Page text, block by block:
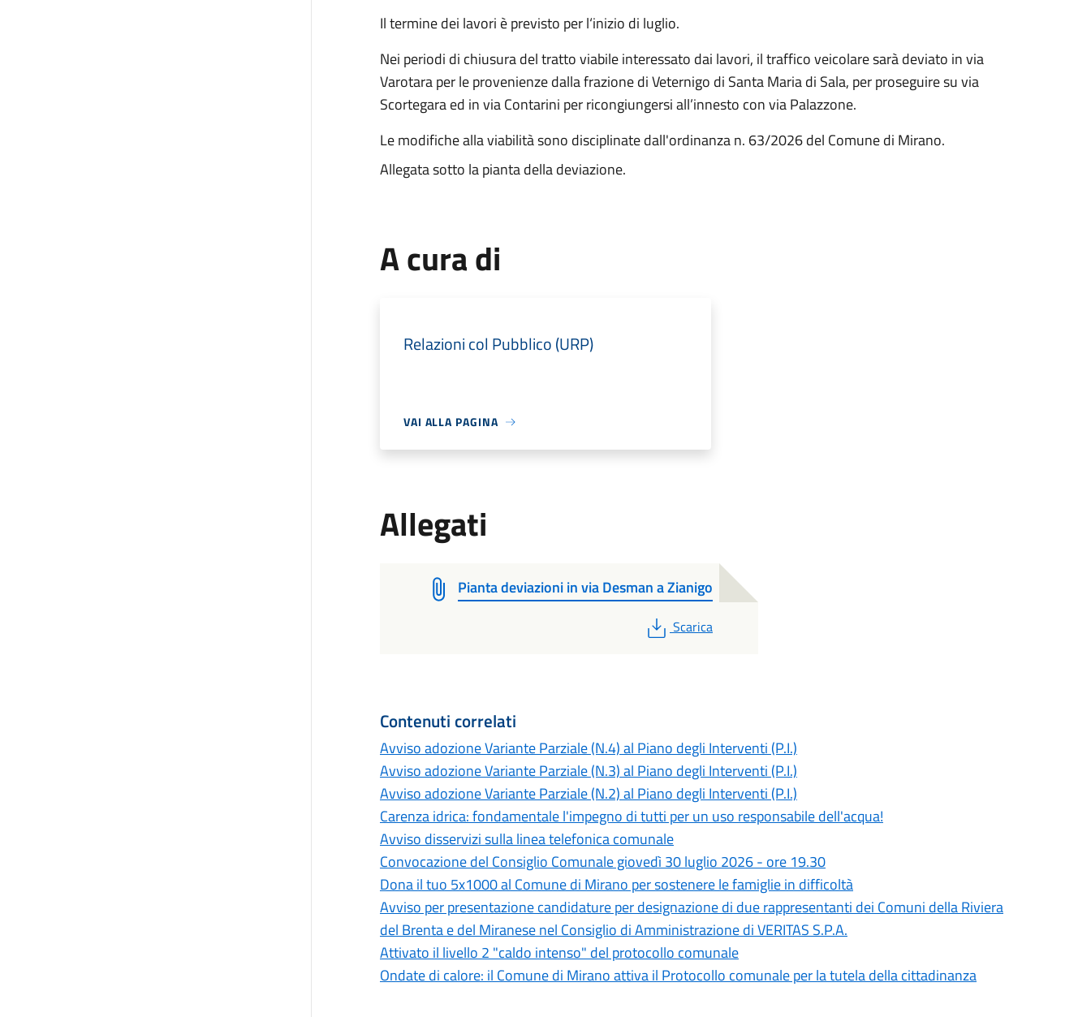
Il termine dei lavori è previsto per l‘inizio di luglio.
Nei periodi di chiusura del tratto viabile interessato dai lavori, il traffico veicolare sarà deviato in via
Varotara per le provenienze dalla frazione di Veternigo di Santa Maria di Sala, per proseguire su via
Scortegara ed in via Contarini per ricongiungersi all’innesto con via Palazzone.
Le modifiche alla viabilità sono disciplinate dall'ordinanza n. 63/2026 del Comune di Mirano.
Allegata sotto la pianta della deviazione.
A cura di
Relazioni col Pubblico (URP)
VAI ALLA PAGINA
Allegati
Pianta deviazioni in via Desman a Zianigo
PDF
Scarica
Contenuti correlati
Avviso adozione Variante Parziale (N.4) al Piano degli Interventi (P.I.)
Avviso adozione Variante Parziale (N.3) al Piano degli Interventi (P.I.)
Avviso adozione Variante Parziale (N.2) al Piano degli Interventi (P.I.)
Carenza idrica: fondamentale l'impegno di tutti per un uso responsabile dell'acqua!
Avviso disservizi sulla linea telefonica comunale
Convocazione del Consiglio Comunale giovedì 30 luglio 2026 - ore 19.30
Dona il tuo 5x1000 al Comune di Mirano per sostenere le famiglie in difficoltà
Avviso per presentazione candidature per designazione di due rappresentanti dei Comuni della Riviera
del Brenta e del Miranese nel Consiglio di Amministrazione di VERITAS S.P.A.
Attivato il livello 2 "caldo intenso" del protocollo comunale
Ondate di calore: il Comune di Mirano attiva il Protocollo comunale per la tutela della cittadinanza